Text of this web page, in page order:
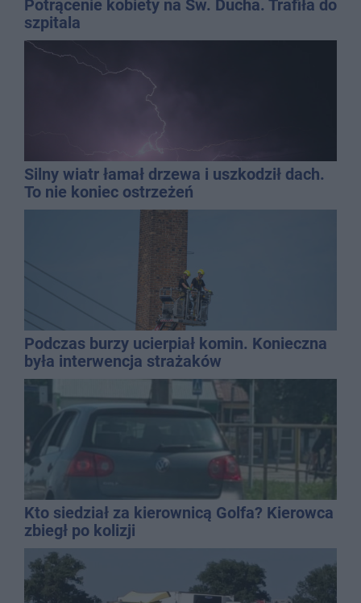
Potrącenie kobiety na Św. Ducha. Trafiła do
szpitala
Silny wiatr łamał drzewa i uszkodził dach.
To nie koniec ostrzeżeń
Podczas burzy ucierpiał komin. Konieczna
była interwencja strażaków
Kto siedział za kierownicą Golfa? Kierowca
zbiegł po kolizji